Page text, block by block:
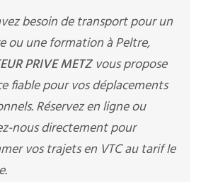
besoin de transport pour un
ou une formation à Peltre,
PRIVE METZvous propose
fiable pour vos déplacements
Réservez en ligne ou
nous directement pour
vos trajets en VTC au tarif le